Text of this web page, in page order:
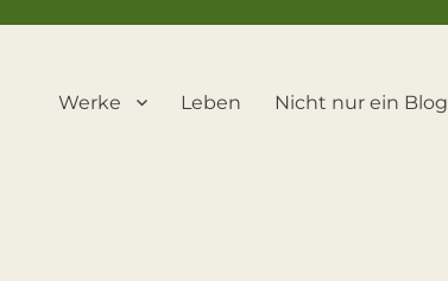
Werke Leben Nicht nur ein Blog